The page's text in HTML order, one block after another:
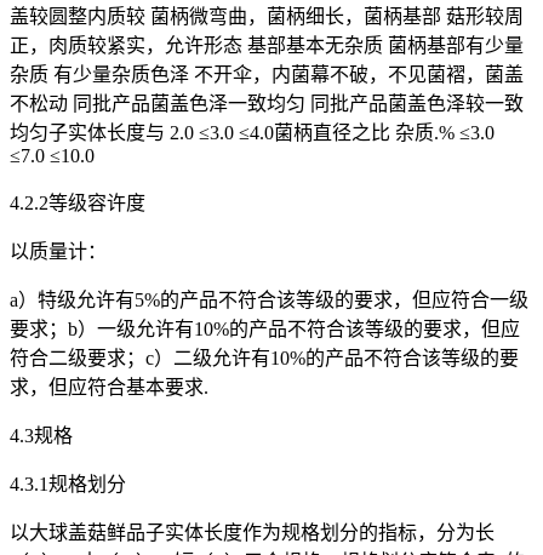
盖较圆整内质较 菌柄微弯曲，菌柄细长，菌柄基部 菇形较周
正，肉质较紧实，允许形态 基部基本无杂质 菌柄基部有少量
杂质 有少量杂质色泽 不开伞，内菌幕不破，不见菌褶，菌盖
不松动 同批产品菌盖色泽一致均匀 同批产品菌盖色泽较一致
均匀子实体长度与 2.0 ≤3.0 ≤4.0菌柄直径之比 杂质.% ≤3.0
≤7.0 ≤10.0
4.2.2等级容许度
以质量计：
a）特级允许有5%的产品不符合该等级的要求，但应符合一级
要求；b）一级允许有10%的产品不符合该等级的要求，但应
符合二级要求；c）二级允许有10%的产品不符合该等级的要
求，但应符合基本要求.
4.3规格
4.3.1规格划分
以大球盖菇鲜品子实体长度作为规格划分的指标，分为长